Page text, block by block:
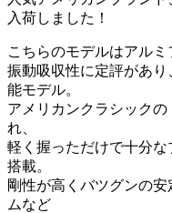
入荷しました！
こちらのモデルはアルミ
振動吸収性に定評があ
能モデル。
アメリカンクラシック
れ、
軽く握っただけで十分
搭載。
剛性が高くバツグンの
ムなど